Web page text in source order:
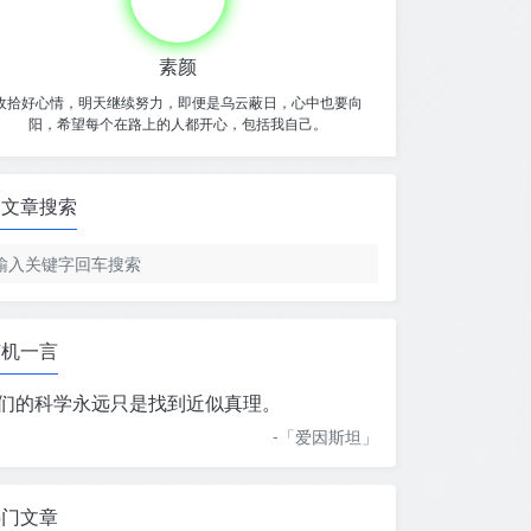
素颜
拾好心情，明天继续努力，即便是乌云蔽日，心中也要向
阳，希望每个在路上的人都开心，包括我自己。
文章搜索
一言
的科学永远只是找到近似真理。
-「爱因斯坦 」
文章